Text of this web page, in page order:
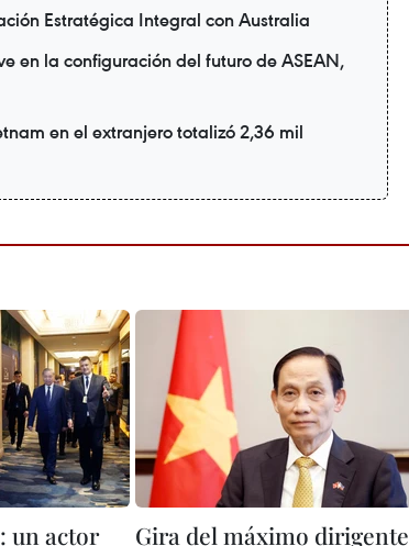
Estratégica Integral con Australia
en la configuración del futuro de ASEAN,
en el extranjero totalizó 2,36 mil
un actor Gira del máximo dirigente